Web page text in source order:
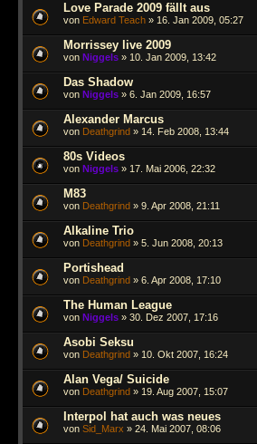
Love Parade 2009 fällt aus
von Edward Teach » 16. Jan 2009, 05:27
Morrissey live 2009
von Niggels » 10. Jan 2009, 13:42
Das Shadow
von Niggels » 6. Jan 2009, 16:57
Alexander Marcus
von Deathgrind » 14. Feb 2008, 13:44
80s Videos
von Niggels » 17. Mai 2006, 22:32
M83
von Deathgrind » 9. Apr 2008, 21:11
Alkaline Trio
von Deathgrind » 5. Jun 2008, 20:13
Portishead
von Deathgrind » 6. Apr 2008, 17:10
The Human League
von Niggels » 30. Dez 2007, 17:16
Asobi Seksu
von Deathgrind » 10. Okt 2007, 16:24
Alan Vega/ Suicide
von Deathgrind » 19. Aug 2007, 15:07
Interpol hat auch was neues
von Sid_Marx » 24. Mai 2007, 08:06